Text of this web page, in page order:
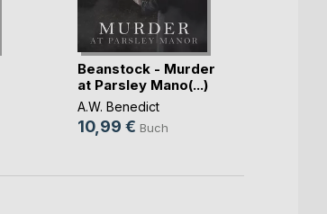
Beanstock - Murder
at Parsley Mano(...)
A.W. Benedict
10,99 € Buch